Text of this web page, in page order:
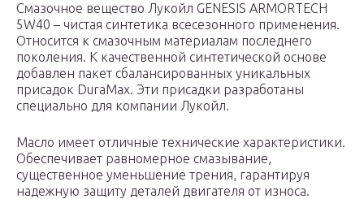
Смазочное вещество Лукойл GENESIS ARMORTECH
5W40 – чистая синтетика всесезонного применения.
Относится к смазочным материалам последнего
поколения. К качественной синтетической основе
добавлен пакет сбалансированных уникальных
присадок DuraMax. Эти присадки разработаны
специально для компании Лукойл.
Масло имеет отличные технические характеристики.
Обеспечивает равномерное смазывание,
существенное уменьшение трения, гарантируя
надежную защиту деталей двигателя от износа.